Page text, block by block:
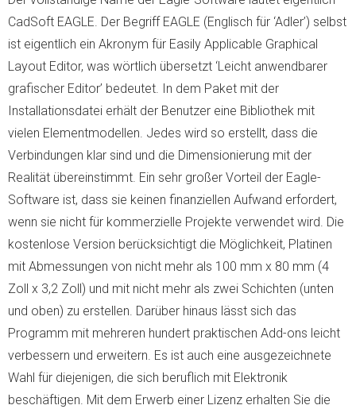
CadSoft EAGLE. Der Begriff EAGLE (Englisch für ‘Adler’) selbst
ist eigentlich ein Akronym für Easily Applicable Graphical
Layout Editor, was wörtlich übersetzt ‘Leicht anwendbarer
grafischer Editor’ bedeutet. In dem Paket mit der
Installationsdatei erhält der Benutzer eine Bibliothek mit
vielen Elementmodellen. Jedes wird so erstellt, dass die
Verbindungen klar sind und die Dimensionierung mit der
Realität übereinstimmt. Ein sehr großer Vorteil der Eagle-
Software ist, dass sie keinen finanziellen Aufwand erfordert,
wenn sie nicht für kommerzielle Projekte verwendet wird. Die
kostenlose Version berücksichtigt die Möglichkeit, Platinen
mit Abmessungen von nicht mehr als 100 mm x 80 mm (4
Zoll x 3,2 Zoll) und mit nicht mehr als zwei Schichten (unten
und oben) zu erstellen. Darüber hinaus lässt sich das
Programm mit mehreren hundert praktischen Add-ons leicht
verbessern und erweitern. Es ist auch eine ausgezeichnete
Wahl für diejenigen, die sich beruflich mit Elektronik
beschäftigen. Mit dem Erwerb einer Lizenz erhalten Sie die